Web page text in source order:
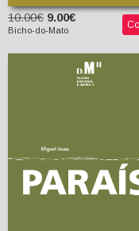
10.00€ 9.00€
Bicho-do-Mato